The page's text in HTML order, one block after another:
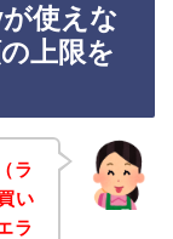
使えな
上限を
ラ
い
ラ